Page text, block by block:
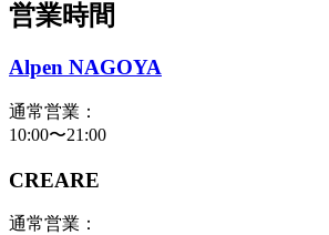
営業時間
Alpen NAGOYA
通常営業：
10:00〜21:00
CREARE
通常営業：